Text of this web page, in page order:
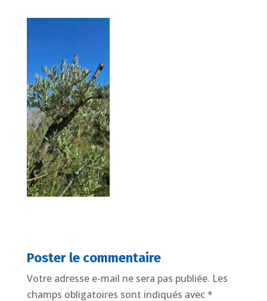
Poster le commentaire
Votre adresse e-mail ne sera pas publiée. Les
champs obligatoires sont indiqués avec*